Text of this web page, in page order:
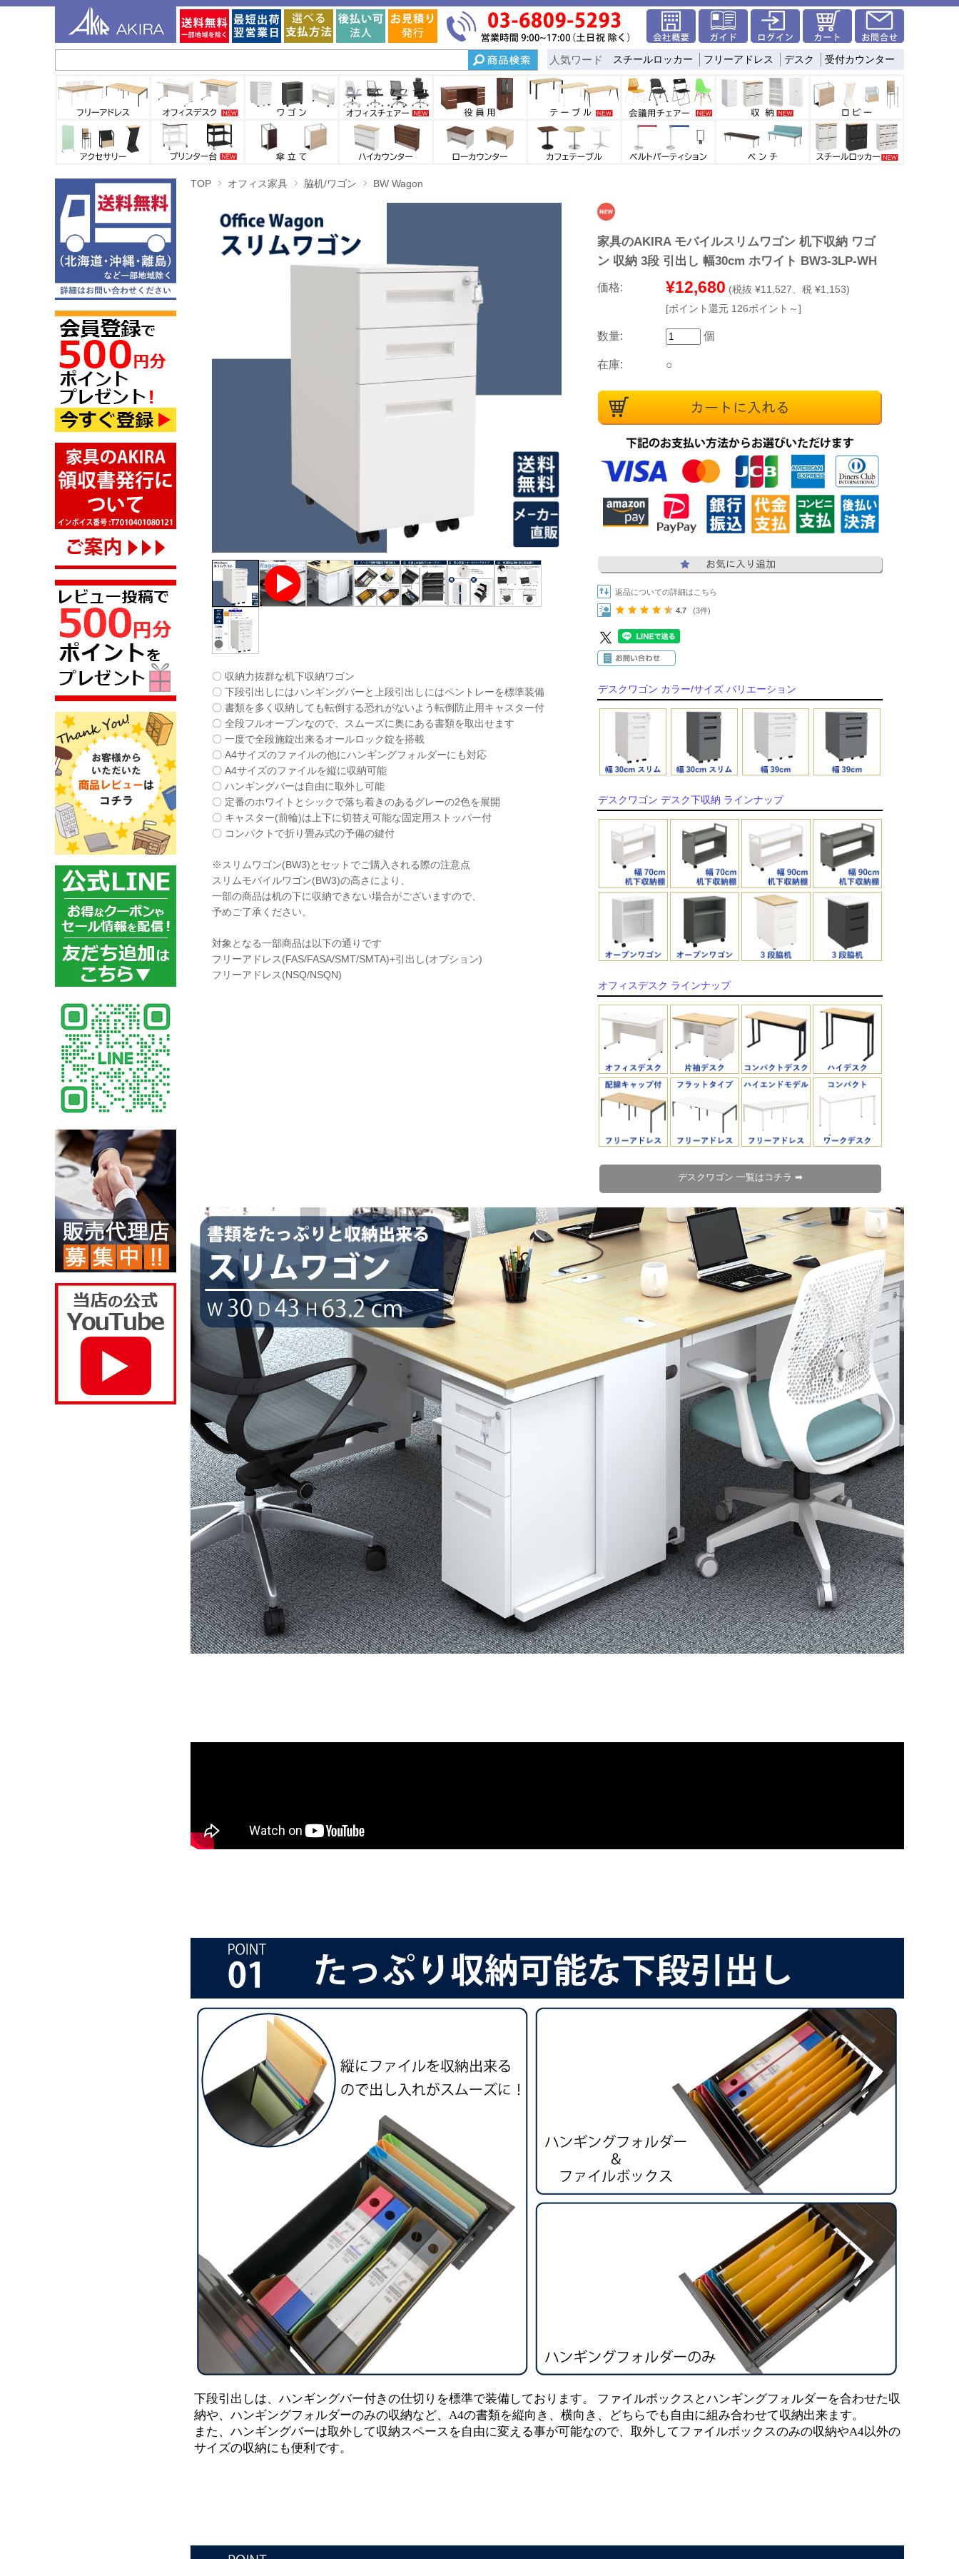
人気ワード スチールロッカー フリーアドレス デスク 受付カウンター
TOP オフィス家具 脇机/ワゴン BW Wagon
〇 収納力抜群な机下収納ワゴン
〇 下段引出しにはハンギングバーと上段引出しにはペントレーを標準装備
〇 書類を多く収納しても転倒する恐れがないよう転倒防止用キャスター付
〇 全段フルオープンなので、スムーズに奥にある書類を取出せます
〇 一度で全段施錠出来るオールロック錠を搭載
〇 A4サイズのファイルの他にハンギングフォルダーにも対応
〇 A4サイズのファイルを縦に収納可能
〇 ハンギングバーは自由に取外し可能
〇 定番のホワイトとシックで落ち着きのあるグレーの2色を展開
〇 キャスター(前輪)は上下に切替え可能な固定用ストッパー付
〇 コンパクトで折り畳み式の予備の鍵付
※スリムワゴン(BW3)とセットでご購入される際の注意点
スリムモバイルワゴン(BW3)の高さにより、
一部の商品は机の下に収納できない場合がございますので、
予めご了承ください。
対象となる一部商品は以下の通りです
フリーアドレス(FAS/FASA/SMT/SMTA)+引出し(オプション)
フリーアドレス(NSQ/NSQN)
家具のAKIRA モバイルスリムワゴン 机下収納 ワゴ
ン 収納 3段 引出し 幅30cm ホワイト BW3-3LP-WH
価格: ¥12,680 (税抜 ¥11,527、税 ¥1,153)
[ポイント還元 126ポイント～]
数量: 個
在庫: ○
返品についての詳細はこちら
4.7 (3件)
デスクワゴン カラー/サイズ バリエーション
デスクワゴン デスク下収納 ラインナップ
オフィスデスク ラインナップ
デスクワゴン 一覧はコチラ ➡